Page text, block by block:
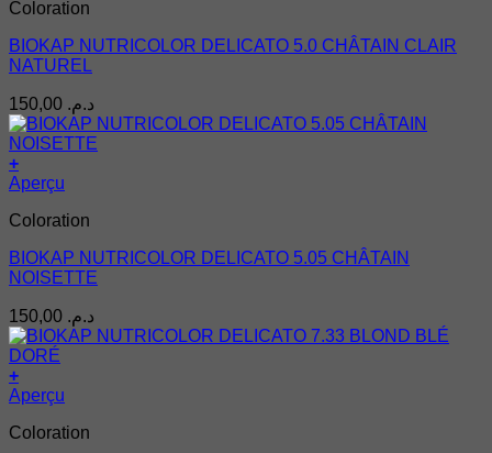
Coloration
BIOKAP NUTRICOLOR DELICATO 5.0 CHÂTAIN CLAIR
NATUREL
د.م.
+
Aperçu
Coloration
BIOKAP NUTRICOLOR DELICATO 5.05 CHÂTAIN
NOISETTE
د.م.
+
Aperçu
Coloration